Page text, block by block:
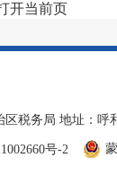
开当前页
税务局 地址：呼
号-2